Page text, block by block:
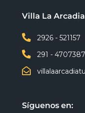
Villa La Arcadia

2926 - 521157

291 - 4707387

Síguenos en: